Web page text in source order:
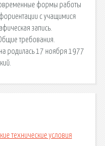
формы работы
с учащимися
запись.
требования.
родилась 17 ноября 1977
технические условия